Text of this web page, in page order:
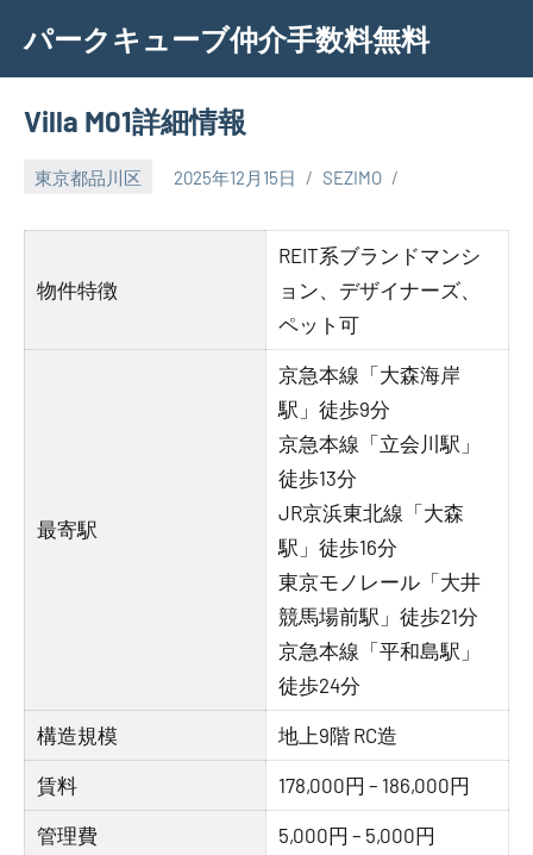
content
パークキューブ仲介手数料無料
Villa M01詳細情報
東京都品川区 2025年12月15日 SEZIMO
物件特徴
REIT系ブランドマンシ
ョン、デザイナーズ、
ペット可
最寄駅
京急本線「大森海岸
駅」徒歩9分
京急本線「立会川駅」
徒歩13分
JR京浜東北線「大森
駅」徒歩16分
東京モノレール「大井
競馬場前駅」徒歩21分
京急本線「平和島駅」
徒歩24分
構造規模 地上9階 RC造
賃料 178,000円 – 186,000円
管理費 5,000円 – 5,000円